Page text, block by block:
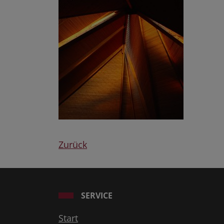
Zurück
SERVICE
Start